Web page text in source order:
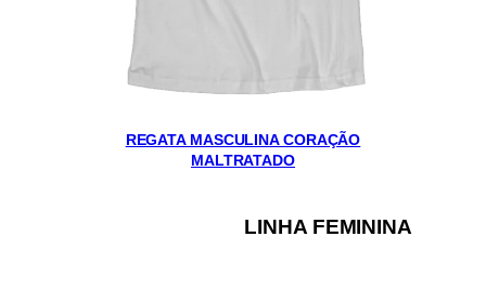
REGATA MASCULINA CORAÇÃO
MALTRATADO
LINHA FEMININA